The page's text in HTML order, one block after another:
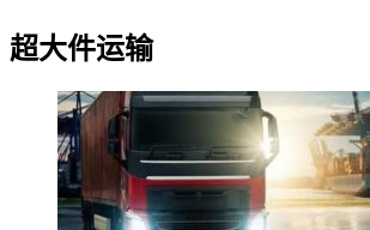
超大件运输